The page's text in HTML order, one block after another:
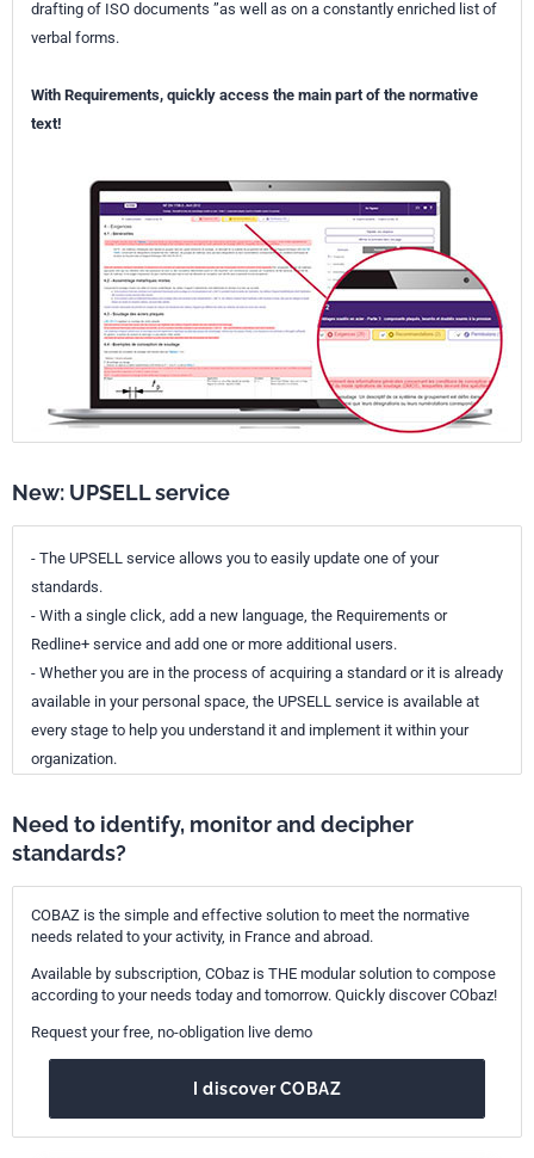
drafting of ISO documents ”as well as on a constantly enriched list of
verbal forms.
With Requirements, quickly access the main part of the normative
text!
New: UPSELL service
- The UPSELL service allows you to easily update one of your
standards.
- With a single click, add a new language, the Requirements or
Redline+ service and add one or more additional users.
- Whether you are in the process of acquiring a standard or it is already
available in your personal space, the UPSELL service is available at
every stage to help you understand it and implement it within your
organization.
Need to identify, monitor and decipher
standards?
COBAZ is the simple and effective solution to meet the normative
needs related to your activity, in France and abroad.
Available by subscription, CObaz is THE modular solution to compose
according to your needs today and tomorrow. Quickly discover CObaz!
Request your free, no-obligation live demo
I discover COBAZ